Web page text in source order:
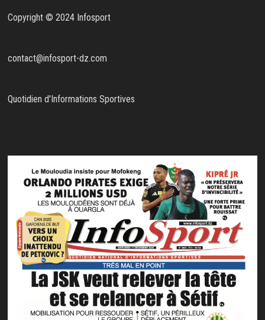
Copyright © 2024 Infosport
contact@infosport-dz.com
Quotidien d'Informations Sportives